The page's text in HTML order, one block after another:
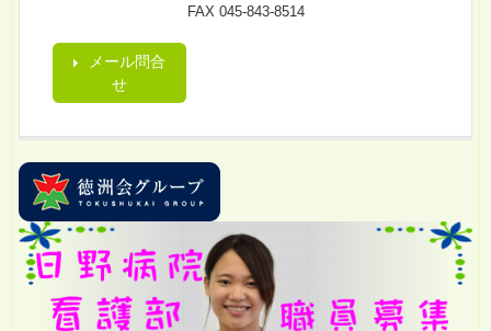
FAX 045-843-8514
メール問合
せ